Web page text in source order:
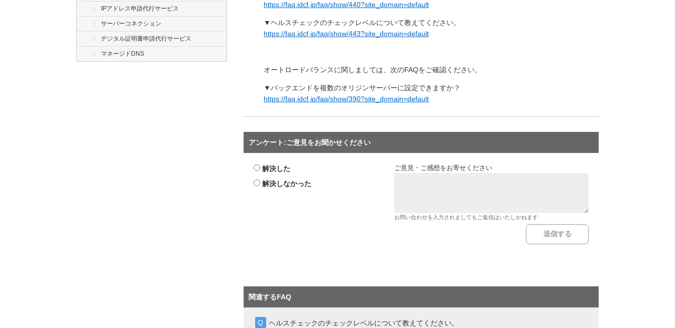
IPアドレス申請代行サービス
サーバーコネクション
デジタル証明書申請代行サービス
マネージドDNS
https://faq.idcf.jp/faq/show/440?site_domain=default
▼ヘルスチェックのチェックレベルについて教えてください。
https://faq.idcf.jp/faq/show/443?site_domain=default
オートロードバランスに関しましては、次のFAQをご確認ください。
▼バックエンドを複数のオリジンサーバーに設定できますか？
https://faq.idcf.jp/faq/show/390?site_domain=default
アンケート:ご意見をお聞かせください
解決した
解決しなかった
ご意見・ご感想をお寄せください
お問い合わせを入力されましてもご返信はいたしかねます
関連するFAQ
ヘルスチェックのチェックレベルについて教えてください。